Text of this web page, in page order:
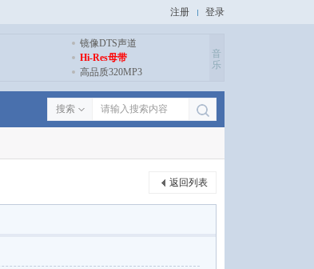
注册 登录
镜像DTS声道
Hi-Res母带
高品质320MP3
音
乐
搜索
返回列表